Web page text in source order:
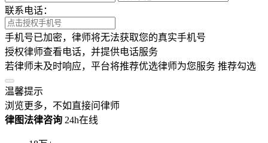
15****8290用户2分钟前提交了咨询
15****9016用户4分钟前提交了咨询
南通用户2分钟前提交了咨询
18****4792用户1分钟前提交了咨询
苏州用户2分钟前提交了咨询
泰州用户2分钟前提交了咨询
15****8290用户2分钟前提交了咨询
15****9016用户4分钟前提交了咨询
顶部